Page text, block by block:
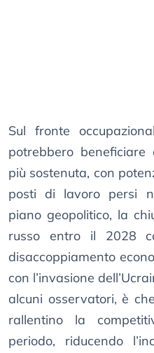
Sul fronte
potrebbero
più sostenuta, con
posti di lavoro persi
piano geopolitico, la
russo entro il 2028
disaccoppiamento
con l’invasione
alcuni osservatori, è
rallentino la
periodo, riducendo